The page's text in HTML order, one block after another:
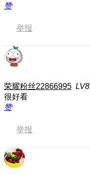
赞
举报
荣耀粉丝22866995 LV8
很好看
赞
举报